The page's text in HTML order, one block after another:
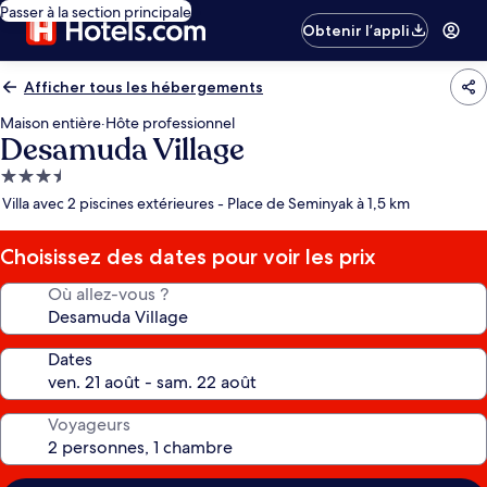
Passer à la section principale
Obtenir l’appli
Afficher tous les hébergements
Maison entière·Hôte professionnel
Desamuda Village
Hébergement
3.5 étoiles
Villa avec 2 piscines extérieures - Place de Seminyak à 1,5 km
Choisissez des dates pour voir les prix
Où allez-vous ?
Dates
Voyageurs